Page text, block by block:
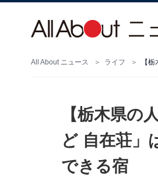
All About ニュース ライフ
【栃木県の
ど 自在荘」
できる宿